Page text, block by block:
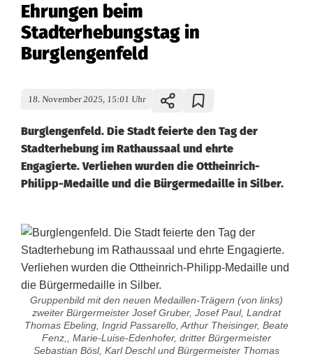
Ehrungen beim
Stadterhebungstag in
Burglengenfeld
18. November 2025, 15:01 Uhr
Burglengenfeld. Die Stadt feierte den Tag der
Stadterhebung im Rathaussaal und ehrte
Engagierte. Verliehen wurden die Ottheinrich-
Philipp-Medaille und die Bürgermedaille in Silber.
Gruppenbild mit den neuen Medaillen-Trägern (von links)
zweiter Bürgermeister Josef Gruber, Josef Paul, Landrat
Thomas Ebeling, Ingrid Passarello, Arthur Theisinger, Beate
Fenz,, Marie-Luise-Edenhofer, dritter Bürgermeister
Sebastian Bösl, Karl Deschl und Bürgermeister Thomas